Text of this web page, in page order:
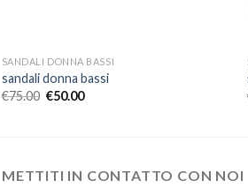
SANDALI DONNA BASSI
sandali donna bassi
€75.00 €50.00
METTITI IN CONTATTO CON NOI